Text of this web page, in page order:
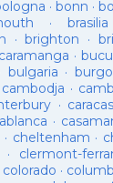
·bonn ·
·brasilia
·brighton ·
·
bulgaria ·
cambodja ·
· caracas
·
· cheltenham ·
· clermont-
colorado ·